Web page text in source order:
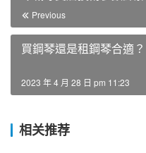
Previous
買鋼琴還是租鋼琴合適？
2023 年 4 月 28 日 pm 11:23
相关推荐